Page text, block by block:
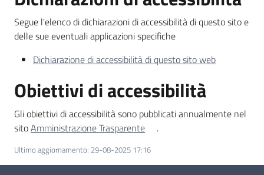
Segue l'elenco di dichiarazioni di accessibilità di questo sito e
delle sue eventuali applicazioni specifiche
Dichiarazione di accessibilità di questo sito web
Obiettivi di accessibilità
Gli obiettivi di accessibilità sono pubblicati annualmente nel
sitoAmministrazione Trasparente .
Ultimo aggiornamento: 29-08-2025 17:16